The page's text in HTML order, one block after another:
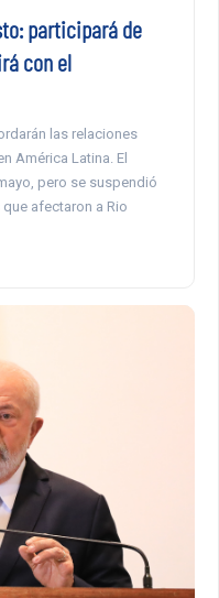
participará de
con el
las relaciones
América Latina. El
pero se suspendió
afectaron a Rio